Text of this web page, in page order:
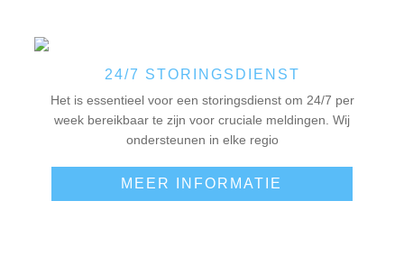
24/7 STORINGSDIENST
Het is essentieel voor een storingsdienst om 24/7 per
week bereikbaar te zijn voor cruciale meldingen. Wij
ondersteunen in elke regio
MEER INFORMATIE